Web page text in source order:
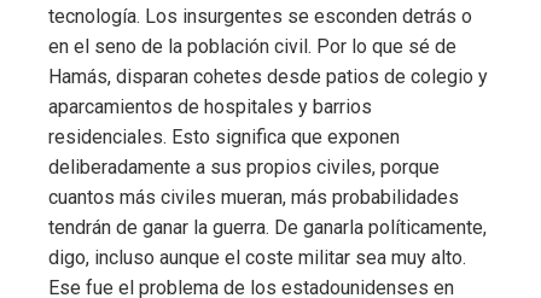
tecnología. Los insurgentes se esconden detrás o
en el seno de la población civil. Por lo que sé de
Hamás, disparan cohetes desde patios de colegio y
aparcamientos de hospitales y barrios
residenciales. Esto significa que exponen
deliberadamente a sus propios civiles, porque
cuantos más civiles mueran, más probabilidades
tendrán de ganar la guerra. De ganarla políticamente,
digo, incluso aunque el coste militar sea muy alto.
Ese fue el problema de los estadounidenses en